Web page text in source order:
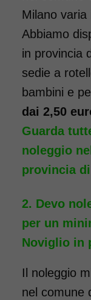
40 cm
minimo
da 76
da
Milano
Abbiamo
in provincia
sedie a
bambini e
dai 2,50
Guarda
noleggio
provincia
Devo
per un
Noviglio in
Il noleggio
nel comune